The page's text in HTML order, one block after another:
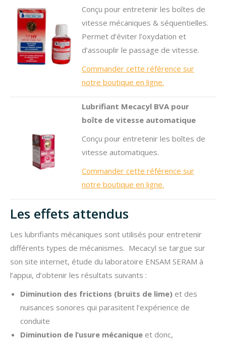
Conçu pour entretenir les boîtes de
vitesse mécaniques & séquentielles.
Permet d’éviter l’oxydation et
d’assouplir le passage de vitesse.
Commander cette référence sur
notre boutique en ligne.
Lubrifiant Mecacyl BVA pour
boîte de vitesse automatique
Conçu pour entretenir les boîtes de
vitesse automatiques.
Commander cette référence sur
notre boutique en ligne.
Les effets attendus
Les lubrifiants mécaniques sont utilisés pour entretenir
différents types de mécanismes. Mecacyl se targue sur
son site internet, étude du laboratoire ENSAM SERAM à
l’appui, d’obtenir les résultats suivants :
Diminution des frictions (bruits de lime) et des
nuisances sonores qui parasitent l’expérience de
conduite
Diminution de l’usure mécanique et donc,